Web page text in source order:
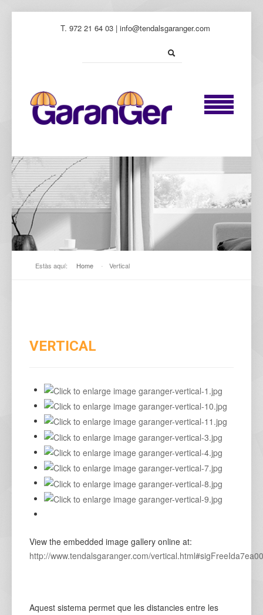
T. 972 21 64 03 | info@tendalsgaranger.com
Estàs aquí: Home - Vertical
VERTICAL
View the embedded image gallery online at:
http://www.tendalsgaranger.com/
Aquest sistema permet que les distancies entre les